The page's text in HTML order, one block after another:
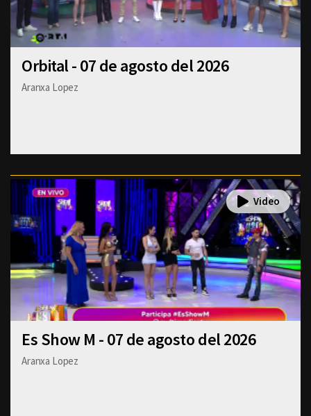
Orbital - 07 de agosto del 2026
Aranxa Lopez
Es Show M - 07 de agosto del 2026
Aranxa Lopez